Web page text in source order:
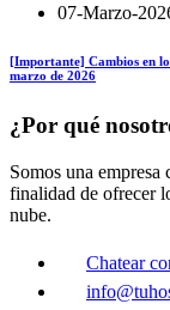
07-Marzo-
[Importante] Cambios en
marzo de 2026
¿Por qué
Somos una
finalidad de ofrecer
nube.
Chatear